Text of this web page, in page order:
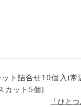
ト詰合せ10個入(常
カット5個)
「ひと